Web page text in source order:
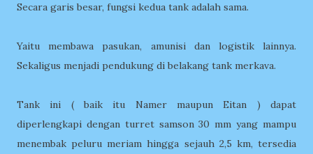
Secara garis besar, fungsi kedua tank adalah sama.
Yaitu membawa pasukan, amunisi dan logistik lainnya.
Sekaligus menjadi pendukung di belakang tank merkava.
Tank ini ( baik itu Namer maupun Eitan ) dapat
diperlengkapi dengan turret samson 30 mm yang mampu
menembak peluru meriam hingga sejauh 2,5 km, tersedia